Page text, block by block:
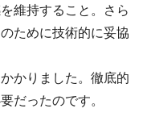
維持すること。さら
ために技術的に妥協
かりました。徹底的
だったのです。